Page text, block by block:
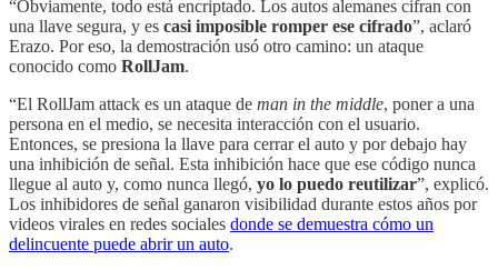
“Obviamente, todo está encriptado. Los autos alemanes cifran con
una llave segura, y es casi imposible romper ese cifrado”, aclaró
Erazo. Por eso, la demostración usó otro camino: un ataque
conocido como RollJam.
“El RollJam attack es un ataque de man in the middle, poner a una
persona en el medio, se necesita interacción con el usuario.
Entonces, se presiona la llave para cerrar el auto y por debajo hay
una inhibición de señal. Esta inhibición hace que ese código nunca
llegue al auto y, como nunca llegó, yo lo puedo reutilizar”, explicó.
Los inhibidores de señal ganaron visibilidad durante estos años por
videos virales en redes sociales donde se demuestra cómo un
delincuente puede abrir un auto.